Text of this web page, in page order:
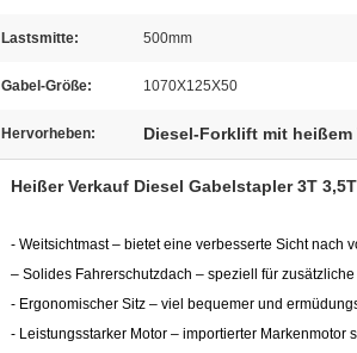
Lastsmitte: 500mm
Gabel-Größe: 1070X125X50
Hervorheben: Diesel-Forklift mit heißem
Heißer Verkauf Diesel Gabelstapler 3T
- Weitsichtmast – bietet eine verbesserte Sicht nach
– Solides Fahrerschutzdach – speziell für
- Ergonomischer Sitz – viel bequemer und
- Leistungsstarker Motor – importierter Markenmotor